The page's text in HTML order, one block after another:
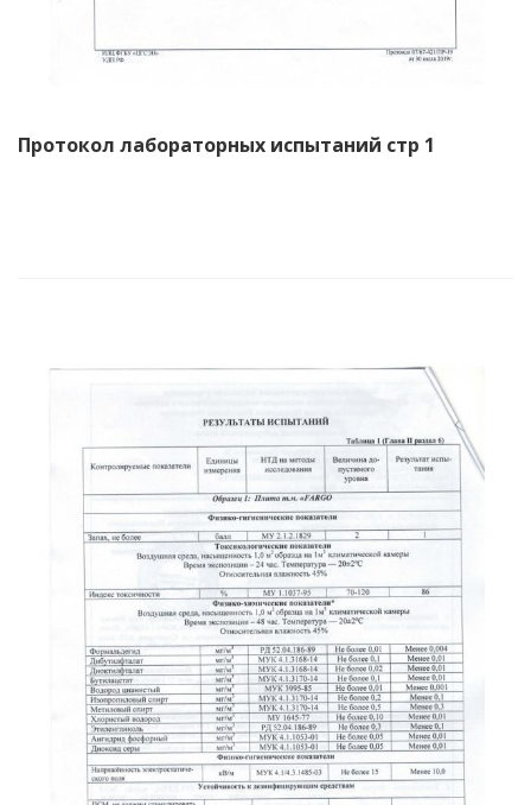
Протокол лабораторных испытаний стр 1